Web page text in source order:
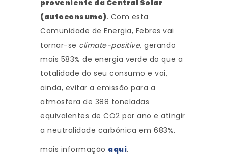
proveniente da Central Solar
(autoconsumo). Com esta
Comunidade de Energia, Febres vai
tornar-se climate-positive, gerando
mais 583% de energia verde do que a
totalidade do seu consumo e vai,
ainda, evitar a emissão para a
atmosfera de 388 toneladas
equivalentes de CO2 por ano e atingir
a neutralidade carbónica em 683%.
mais informação aqui.